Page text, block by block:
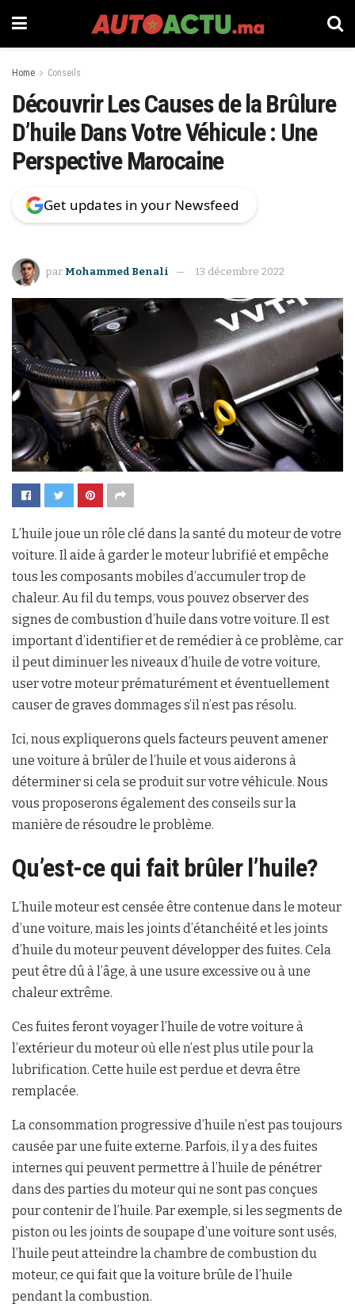
Home Conseils
Découvrir Les Causes de la Brûlure
D’huile Dans Votre Véhicule : Une
Perspective Marocaine
Get updates in your Newsfeed
par Mohammed Benali 13 décembre 2022
L’huile joue un rôle clé dans la santé du moteur de votre
voiture. Il aide à garder le moteur lubrifié et empêche
tous les composants mobiles d’accumuler trop de
chaleur. Au fil du temps, vous pouvez observer des
signes de combustion d’huile dans votre voiture. Il est
important d’identifier et de remédier à ce problème, car
il peut diminuer les niveaux d’huile de votre voiture,
user votre moteur prématurément et éventuellement
causer de graves dommages s’il n’est pas résolu.
Ici, nous expliquerons quels facteurs peuvent amener
une voiture à brûler de l’huile et vous aiderons à
déterminer si cela se produit sur votre véhicule. Nous
vous proposerons également des conseils sur la
manière de résoudre le problème.
Qu’est-ce qui fait brûler l’huile?
L’huile moteur est censée être contenue dans le moteur
d’une voiture, mais les joints d’étanchéité et les joints
d’huile du moteur peuvent développer des fuites. Cela
peut être dû à l’âge, à une usure excessive ou à une
chaleur extrême.
Ces fuites feront voyager l’huile de votre voiture à
l’extérieur du moteur où elle n’est plus utile pour la
lubrification. Cette huile est perdue et devra être
remplacée.
La consommation progressive d’huile n’est pas toujours
causée par une fuite externe. Parfois, il y a des fuites
internes qui peuvent permettre à l’huile de pénétrer
dans des parties du moteur qui ne sont pas conçues
pour contenir de l’huile. Par exemple, si les segments de
piston ou les joints de soupape d’une voiture sont usés,
l’huile peut atteindre la chambre de combustion du
moteur, ce qui fait que la voiture brûle de l’huile
pendant la combustion.